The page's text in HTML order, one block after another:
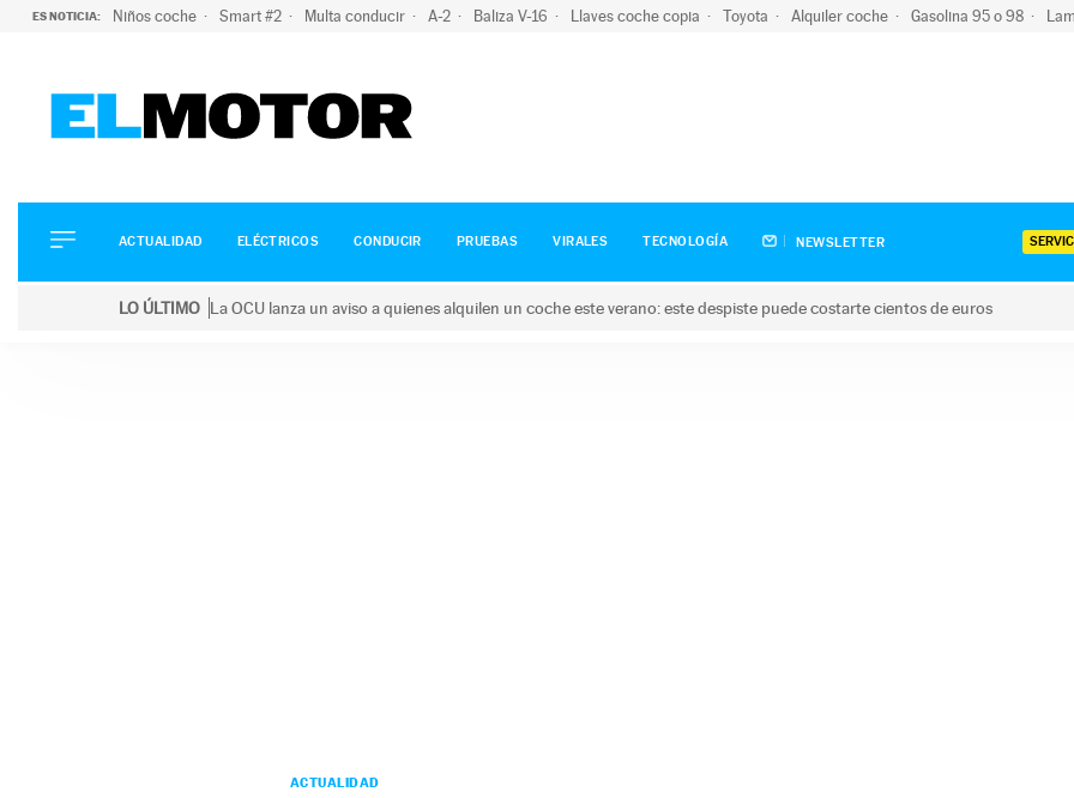
ES NOTICIA: Niños coche Smart #2 Multa conducir A-2 Baliza V-16 Llaves coche copia Toyota Alquiler coche Gasolina 95 o 98
ELÉCTRICOS
CONDUCIR
ACTUALIDAD ELÉCTRICOS CONDUCIR PRUEBAS VIRALES TECNOLOGÍA NEWSLETTER
LO ÚLTIMO La OCU lanza un aviso a quienes alquilen un coche este verano: este despiste puede costarte cientos de euros
ACTUALIDAD